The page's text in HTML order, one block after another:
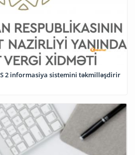
2 informasiya sistemini təkmilləşdirir